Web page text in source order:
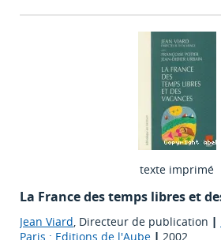
texte imprimé
La France des temps libres et
Jean Viard, Directeur de publication |
Paris : Editions de l'Aube | 2002